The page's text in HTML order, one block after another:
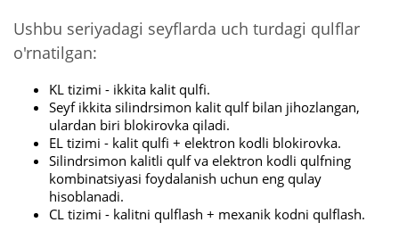
Ushbu seriyadagi seyflarda uch turdagi qulflar
o'rnatilgan:
KL tizimi - ikkita kalit qulfi.
Seyf ikkita silindrsimon kalit qulf bilan jihozlangan,
ulardan biri blokirovka qiladi.
EL tizimi - kalit qulfi + elektron kodli blokirovka.
Silindrsimon kalitli qulf va elektron kodli qulfning
kombinatsiyasi foydalanish uchun eng qulay
hisoblanadi.
CL tizimi - kalitni qulflash + mexanik kodni qulflash.